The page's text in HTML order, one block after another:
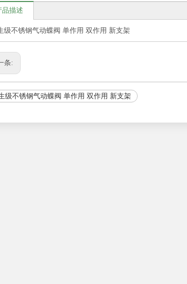
品描述
级不锈钢气动蝶阀 单作用 双作用 新支架
条:
级不锈钢气动蝶阀 单作用 双作用 新支架